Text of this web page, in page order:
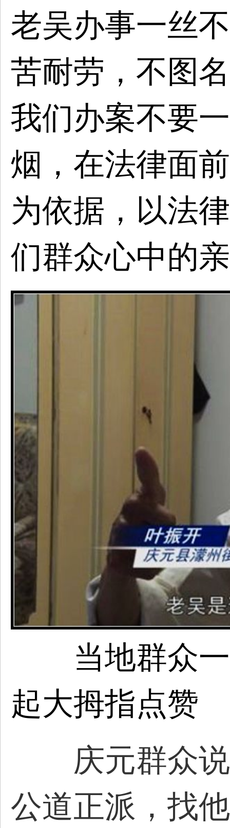
老吴办事一丝
苦耐劳，不图
我们办案不要
烟，在法律面
为依据，以法
们群众心中的
当地群众
起大拇指点赞
庆元群众说
公道正派，找